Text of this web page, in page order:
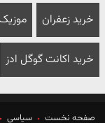
خرید زعفران
خرید اکانت گوگل ادز
صفحه نخست سیاسی